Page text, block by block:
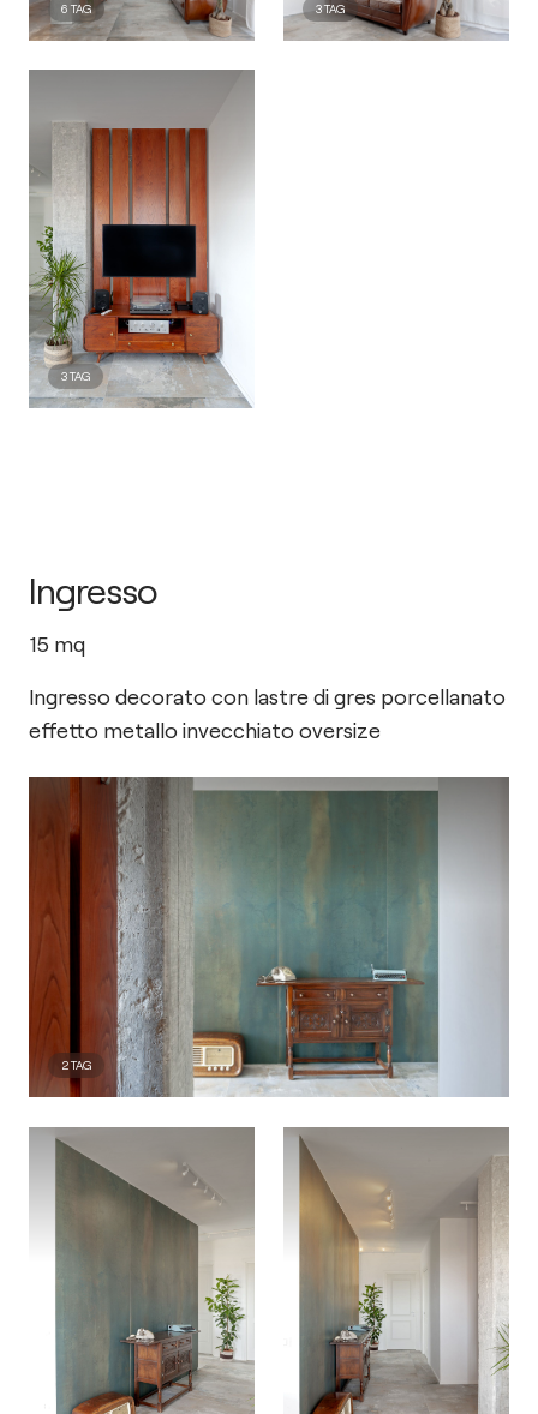
6 TAG
3TAG
3TAG
Ingresso
15 mq
Ingresso decorato con lastre di gres porcellanato
effetto metallo invecchiato oversize
2TAG